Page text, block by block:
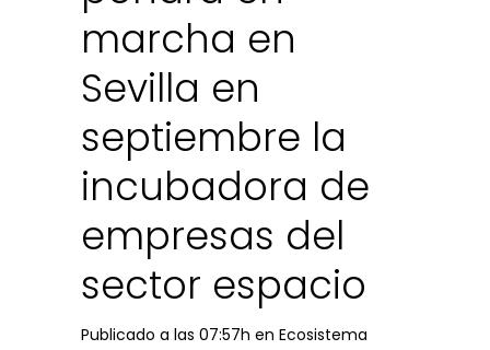
marcha en
Sevilla en
septiembre la
incubadora de
empresas del
sector espacio
Publicado a las 07:57h en Ecosistema